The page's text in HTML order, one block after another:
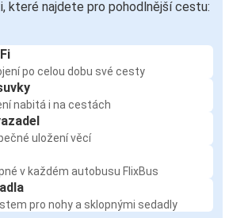
které najdete pro pohodlnější cestu:
po celou dobu své cesty
nabitá i na cestách
uložení věcí
v každém autobusu FlixBus
pro nohy a sklopnými sedadly